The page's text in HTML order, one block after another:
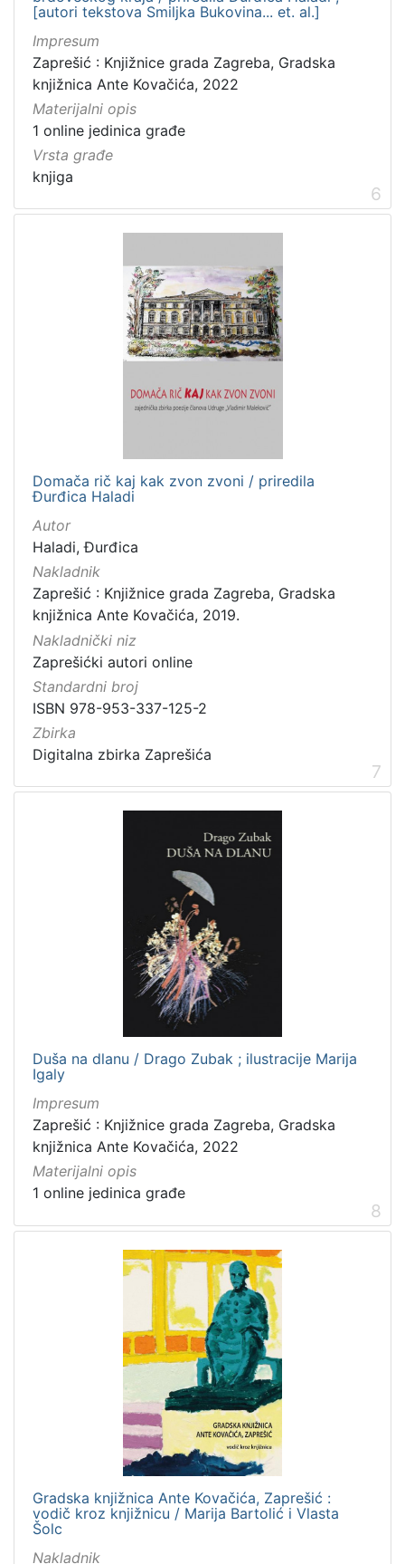
[autori tekstova Smiljka Bukovina... et. al.]
Impresum
Zaprešić : Knjižnice grada Zagreba, Gradska
knjižnica Ante Kovačića, 2022
Materijalni opis
1 online jedinica građe
Vrsta građe
knjiga
6
Domača rič kaj kak zvon zvoni / priredila
Đurđica Haladi
Autor
Haladi, Đurđica
Nakladnik
Zaprešić : Knjižnice grada Zagreba, Gradska
knjižnica Ante Kovačića, 2019.
Nakladnički niz
Zaprešićki autori online
Standardni broj
ISBN 978-953-337-125-2
Zbirka
Digitalna zbirka Zaprešića
7
Duša na dlanu / Drago Zubak ; ilustracije Marija
Igaly
Impresum
Zaprešić : Knjižnice grada Zagreba, Gradska
knjižnica Ante Kovačića, 2022
Materijalni opis
1 online jedinica građe
8
Gradska knjižnica Ante Kovačića, Zaprešić :
vodič kroz knjižnicu / Marija Bartolić i Vlasta
Šolc
Nakladnik